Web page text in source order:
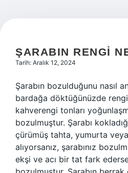
ŞARABIN RENGI
Tarih: Aralık 12, 2024
Şarabın bozulduğunu nasıl
bardağa döktüğünüzde
kahverengi tonları
bozulmuştur. Şarabı
çürümüş tahta, yumurta
alıyorsanız, şarabınız
ekşi ve acı bir tat fark